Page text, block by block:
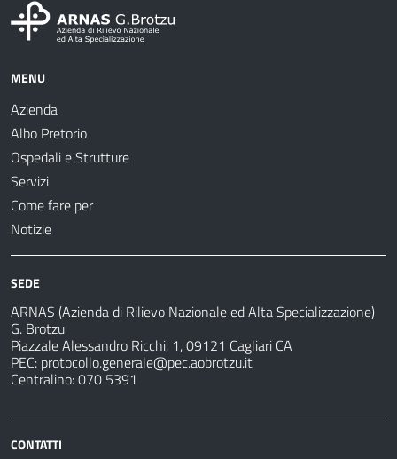
MENU
Azienda
Albo Pretorio
Ospedali e Strutture
Servizi
Come fare per
Notizie
SEDE
ARNAS (Azienda di Rilievo Nazionale ed Alta Specializzazione)
G. Brotzu
Piazzale Alessandro Ricchi, 1, 09121 Cagliari CA
PEC: protocollo.generale@pec.aobrotzu.it
Centralino: 070 5391
CONTATTI